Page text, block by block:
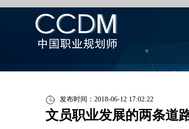
发布时间：2018-06-12 17:02:22
文员职业发展的两条道